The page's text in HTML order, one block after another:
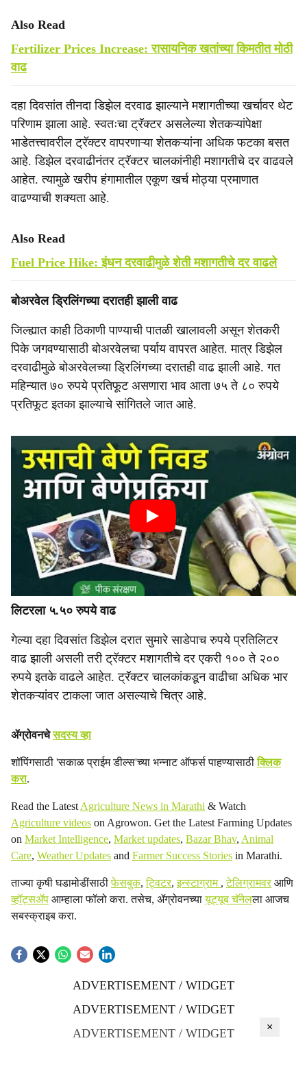
Also Read
Fertilizer Prices Increase: रासायनिक खतांच्या किमतीत मोठी
वाढ
दहा दिवसांत तीनदा डिझेल दरवाढ झाल्याने मशागतीच्या खर्चावर थेट
परिणाम झाला आहे. स्वतःचा ट्रॅक्टर असलेल्या शेतकऱ्यांपेक्षा
भाडेतत्त्वावरील ट्रॅक्टर वापरणाऱ्या शेतकऱ्यांना अधिक फटका बसत
आहे. डिझेल दरवाढीनंतर ट्रॅक्टर चालकांनीही मशागतीचे दर वाढवले
आहेत. त्यामुळे खरीप हंगामातील एकूण खर्च मोठ्या प्रमाणात
वाढण्याची शक्यता आहे.
Also Read
Fuel Price Hike: इंधन दरवाढीमुळे शेती मशागतीचे दर वाढले
बोअरवेल ड्रिलिंगच्या दरातही झाली वाढ
जिल्ह्यात काही ठिकाणी पाण्याची पातळी खालावली असून शेतकरी
पिके जगवण्यासाठी बोअरवेलचा पर्याय वापरत आहेत. मात्र डिझेल
दरवाढीमुळे बोअरवेलच्या ड्रिलिंगच्या दरातही वाढ झाली आहे. गत
महिन्यात ७० रुपये प्रतिफूट असणारा भाव आता ७५ ते ८० रुपये
प्रतिफूट इतका झाल्याचे सांगितले जात आहे.
लिटरला ५.५० रुपये वाढ
गेल्या दहा दिवसांत डिझेल दरात सुमारे साडेपाच रुपये प्रतिलिटर
वाढ झाली असली तरी ट्रॅक्टर मशागतीचे दर एकरी १०० ते २००
रुपये इतके वाढले आहेत. ट्रॅक्टर चालकांकडून वाढीचा अधिक भार
शेतकऱ्यांवर टाकला जात असल्याचे चित्र आहे.
ॲग्रोवनचेसदस्य व्हा
शॉपिंगसाठी 'सकाळ प्राईम डील्स'च्या भन्नाट ऑफर्स पाहण्यासाठीक्लिक
करा.
Read the Latest Agriculture News in Marathi & Watch
Agriculture videos on Agrowon. Get the Latest Farming Updates
on Market Intelligence, Market updates, Bazar Bhav, Animal
Care, Weather Updates and Farmer Success Stories in Marathi.
ताज्या कृषी घडामोडींसाठीफेसबुक,ट्विटर,इन्स्टाग्राम ,टेलिग्रामवरआणि
व्हॉट्सॲप आम्हाला फॉलो करा. तसेच, ॲग्रोवनच्यायूट्यूब चॅनेलला आजच
सबस्क्राइब करा.
ADVERTISEMENT / WIDGET
ADVERTISEMENT / WIDGET
ADVERTISEMENT / WIDGET
×